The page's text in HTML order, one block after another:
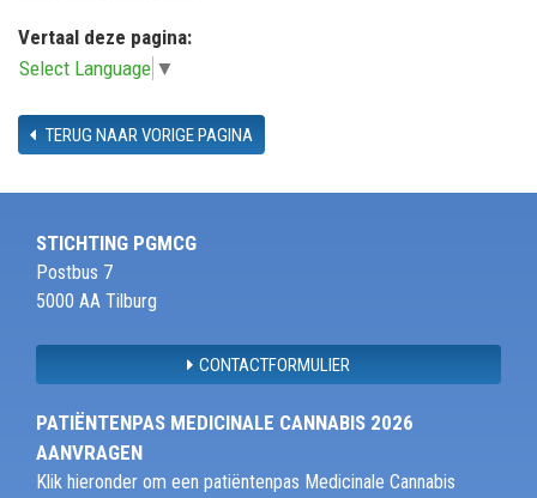
Vertaal deze pagina:
Select Language ▼
TERUG NAAR VORIGE PAGINA
STICHTING PGMCG
Postbus 7
5000 AA Tilburg
CONTACTFORMULIER
PATIËNTENPAS MEDICINALE CANNABIS 2026
AANVRAGEN
Klik hieronder om een patiëntenpas Medicinale Cannabis